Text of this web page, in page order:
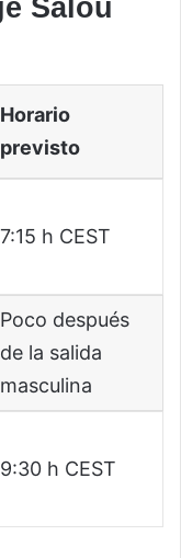
Salou
Horario
previsto
7:15 h CEST
Poco después
de la salida
masculina
9:30 h CEST